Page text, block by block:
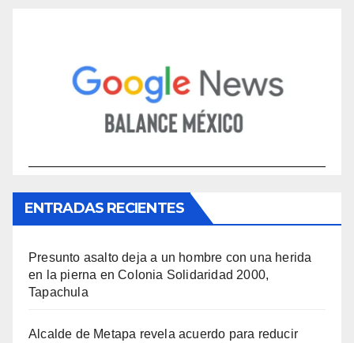
ENTRADAS RECIENTES
Presunto asalto deja a un hombre con una herida
en la pierna en Colonia Solidaridad 2000,
Tapachula
Alcalde de Metapa revela acuerdo para reducir